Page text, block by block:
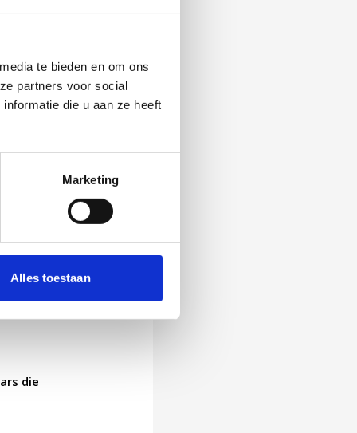
te bieden en om ons
partners voor social
die u aan ze heeft
Marketing
Alles toestaan
zij de vraag
die